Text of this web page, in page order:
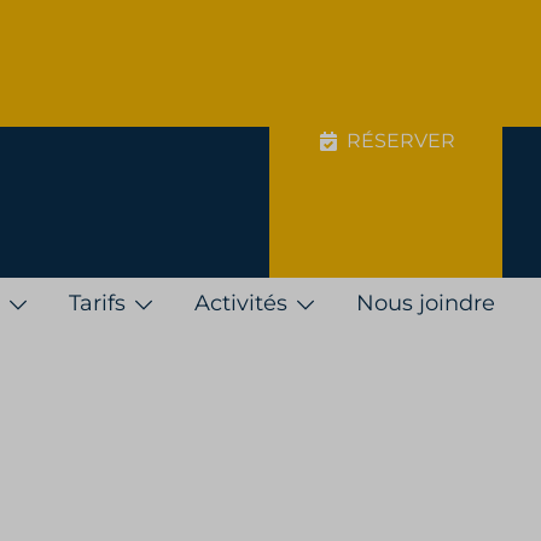
RÉSERVER
Tarifs Activités Nous joindre